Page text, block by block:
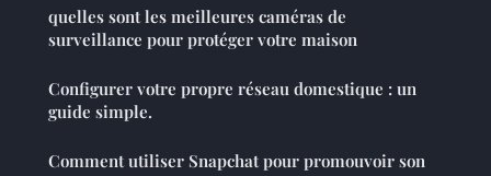
quelles sont les meilleures caméras de
surveillance pour protéger votre maison
Configurer votre propre réseau domestique : un
guide simple.
Comment utiliser Snapchat pour promouvoir son